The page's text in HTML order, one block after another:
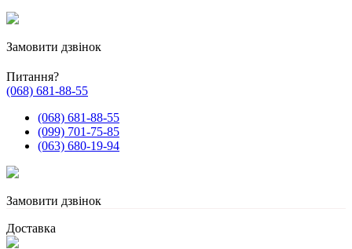
Замовити дзвінок
Питання?
(068) 681-88-55
(068) 681-88-55
(099) 701-75-85
(063) 680-19-94
Замовити дзвінок
Доставка